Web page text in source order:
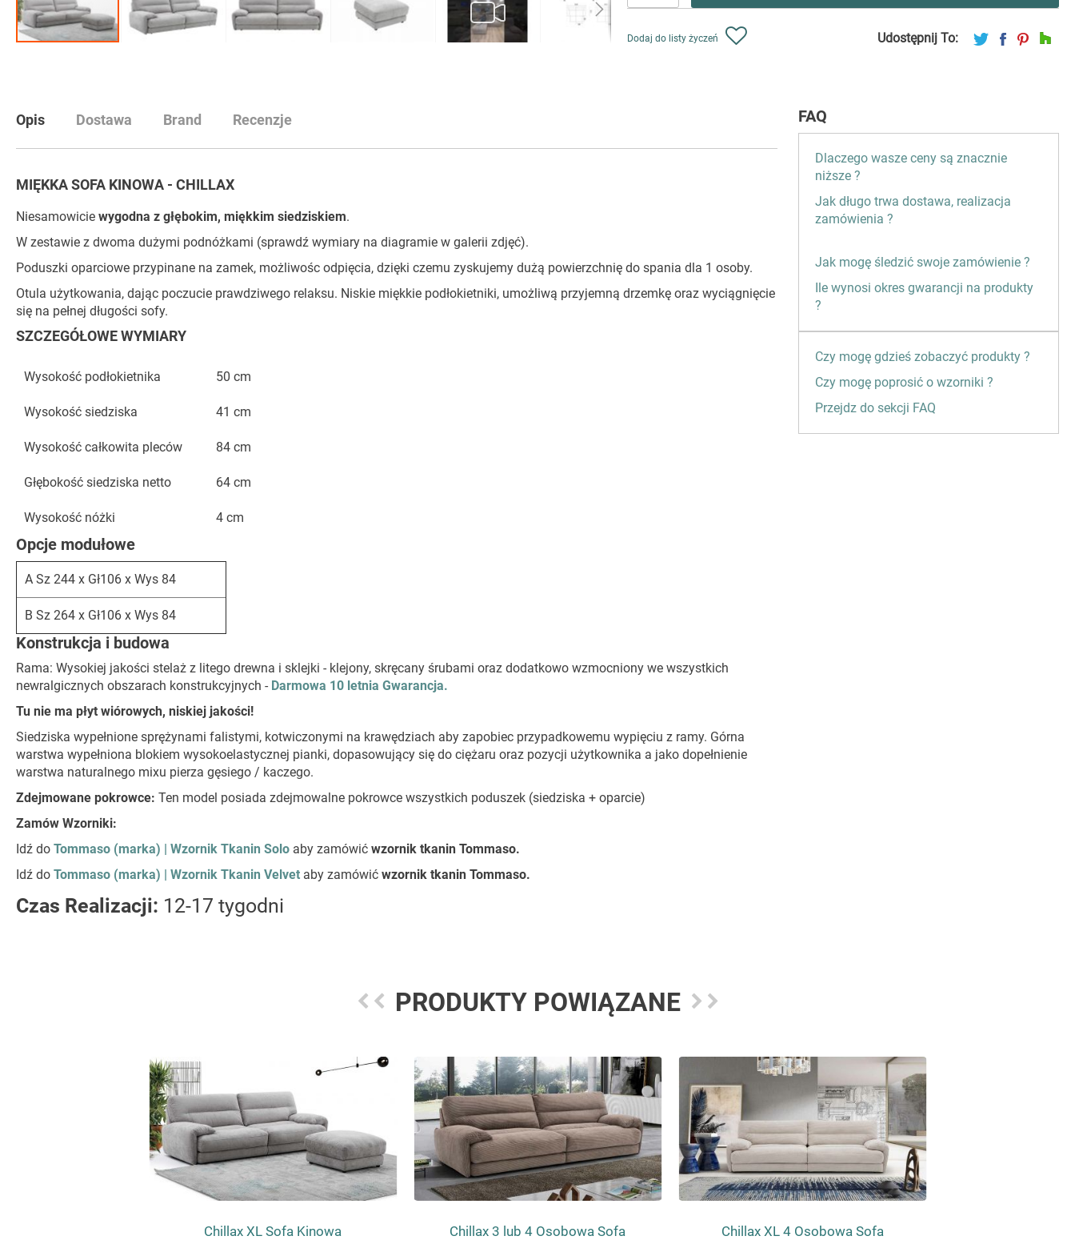
Dodaj do listy życzeń Udostępnij To:
Opis
MIĘKKA SOFA KINOWA - CHILLAX
Niesamowicie wygodna z głębokim, miękkim siedziskiem.
W zestawie z dwoma dużymi podnóżkami (sprawdź wymiary na diagramie w galerii zdjęć).
Poduszki oparciowe przypinane na zamek, możliwośc odpięcia, dzięki czemu zyskujemy dużą powierzchnię do spania dla 1 osoby.
Otula użytkowania, dając poczucie prawdziwego relaksu. Niskie miękkie podłokietniki, umożliwą przyjemną drzemkę oraz wyciągnięcie
się na pełnej długości sofy.
SZCZEGÓŁOWE WYMIARY
Wysokość podłokietnika 50 cm
Wysokość siedziska 41 cm
Wysokość całkowita pleców 84 cm
Głębokość siedziska netto 64 cm
Wysokość nóżki 4 cm
Opcje modułowe
A Sz 244 x Gł106 x Wys 84
B Sz 264 x Gł106 x Wys 84
Konstrukcja i budowa
Rama: Wysokiej jakości stelaż z litego drewna i sklejki - klejony, skręcany śrubami oraz dodatkowo wzmocniony we wszystkich
newralgicznych obszarach konstrukcyjnych - Darmowa 10 letnia Gwarancja.
Tu nie ma płyt wiórowych, niskiej jakości!
Siedziska wypełnione sprężynami falistymi, kotwiczonymi na krawędziach aby zapobiec przypadkowemu wypięciu z ramy. Górna
warstwa wypełniona blokiem wysokoelastycznej pianki, dopasowujący się do ciężaru oraz pozycji użytkownika a jako dopełnienie
warstwa naturalnego mixu pierza gęsiego / kaczego.
Zdejmowane pokrowce: Ten model posiada zdejmowalne pokrowce wszystkich poduszek (siedziska + oparcie)
Zamów Wzorniki:
Idź do Tommaso (marka) | Wzornik Tkanin Solo aby zamówić wzornik tkanin Tommaso.
Idź do Tommaso (marka) | Wzornik Tkanin Velvet aby zamówić wzornik tkanin Tommaso.
Czas Realizacji: 12-17 tygodni
Dostawa Brand Recenzje FAQ
Dlaczego wasze ceny są znacznie
niższe ?
Jak długo trwa dostawa, realizacja
zamówienia ?
Jak mogę śledzić swoje zamówienie ?
Ile wynosi okres gwarancji na produkty
?
Czy mogę gdzieś zobaczyć produkty ?
Czy mogę poprosić o wzorniki ?
Przejdz do sekcji FAQ
PRODUKTY POWIĄZANE
Chillax XL Sofa Kinowa Chillax 3 lub 4 Osobowa Sofa Chillax XL 4 Osobowa Sofa